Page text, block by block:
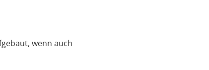
wenn auch